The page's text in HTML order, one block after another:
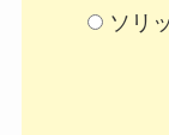
ソリ